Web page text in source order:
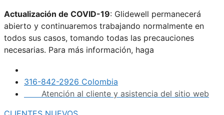
Saltar
al
contenido
Actualización de COVID-19: Glidewell permanecerá
abierto y continuaremos trabajando normalmente en
todos sus casos, tomando todas las precauciones
necesarias. Para más información, haga
316-842-2926 Colombia
Atención al cliente y asistencia del sitio web